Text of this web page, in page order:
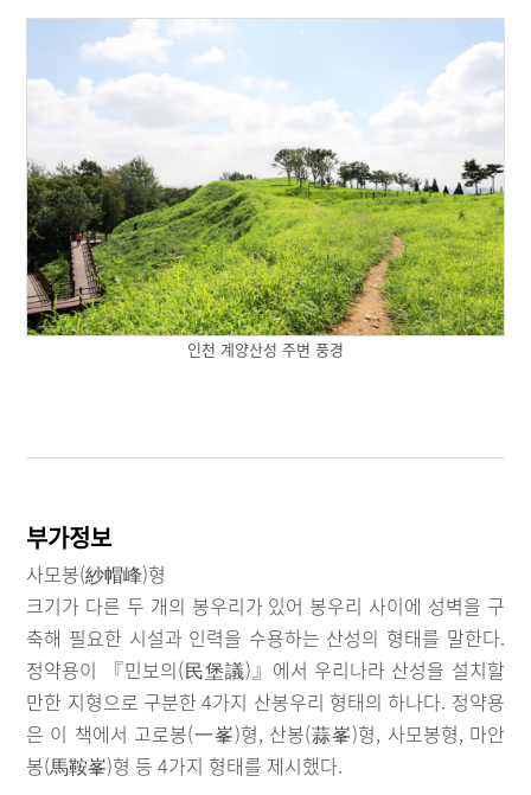
인천 계양산성 주변 풍경
부가정보
사모봉(紗帽峰)형
크기가 다른 두 개의 봉우리가 있어 봉우리 사이에 성벽을 구
축해 필요한 시설과 인력을 수용하는 산성의 형태를 말한다.
정약용이 『민보의(民堡議)』에서 우리나라 산성을 설치할
만한 지형으로 구분한 4가지 산봉우리 형태의 하나다. 정약용
은 이 책에서 고로봉(一峯)형, 산봉(蒜峯)형, 사모봉형, 마안
봉(馬鞍峯)형 등 4가지 형태를 제시했다.